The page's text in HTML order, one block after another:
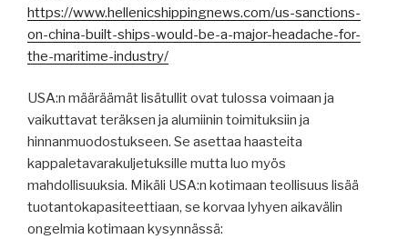
https://www.hellenicshippingnews.com/us-sanctions-
on-china-built-ships-would-be-a-major-headache-for-
the-maritime-industry/
USA:n määräämät lisätullit ovat tulossa voimaan ja
vaikuttavat teräksen ja alumiinin toimituksiin ja
hinnanmuodostukseen. Se asettaa haasteita
kappaletavarakuljetuksille mutta luo myös
mahdollisuuksia. Mikäli USA:n kotimaan teollisuus lisää
tuotantokapasiteettiaan, se korvaa lyhyen aikavälin
ongelmia kotimaan kysynnässä: